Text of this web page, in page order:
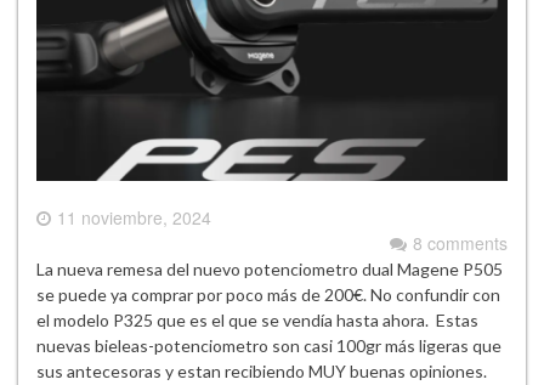
11 noviembre, 2024
8 comments
La nueva remesa del nuevo potenciometro dual Magene P505
se puede ya comprar por poco más de 200€. No confundir con
el modelo P325 que es el que se vendía hasta ahora. Estas
nuevas bieleas-potenciometro son casi 100gr más ligeras que
sus antecesoras y estan recibiendo MUY buenas opiniones.